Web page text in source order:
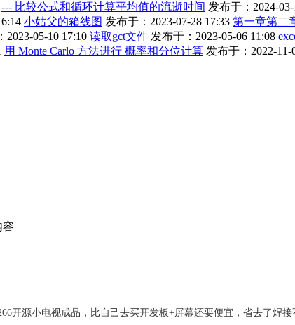
--- 比较公式和循环计算平均值的流逝时间 发布于：2024-03-
小姑父的箱线图 发布于：2023-07-28 17:33 第一章第二
2023-05-10 17:10 读取gct文件 发布于：2023-05-06 11:08
用 Monte Carlo 方法进行 概率和分位计算 发布于：2022-11-
容
开源小电视成品，比自己去买开发板+屏幕还要便宜，省去了焊